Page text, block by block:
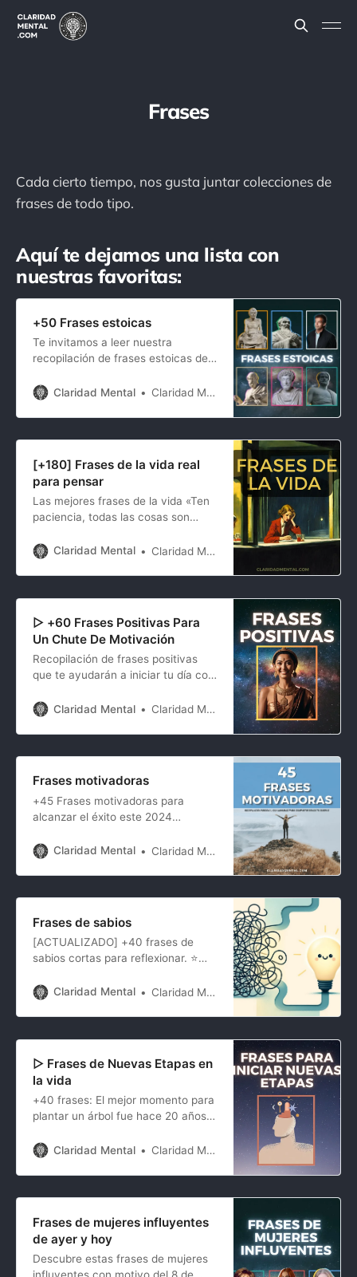
Frases
Cada cierto tiempo, nos gusta juntar colecciones de
frases de todo tipo.
Aquí te dejamos una lista con
nuestras favoritas:
+50 Frases estoicas
Te invitamos a leer nuestra
recopilación de frases estoicas de
filosofía y conocimiento.
Claridad Mental Claridad Mental
[+180] Frases de la vida real
para pensar
Las mejores frases de la vida «Ten
paciencia, todas las cosas son
Saadi Shirazi. “Siempre tienes la
obtiene al satisfacer el deseo, sino
Claridad Mental Claridad Mental
▷ +60 Frases Positivas Para
Un Chute De Motivación
Recopilación de frases positivas
que te ayudarán a iniciar tu día con
brindarán inspiración en momentos
importancia de mantener una
mentalidad positiva y resiliente en
Claridad Mental Claridad Mental
Frases motivadoras
+45 Frases motivadoras para
alcanzar el éxito este 2024
selección de frases
ánimos durante estos tiempos tan
difíciles. Sea cual sea tu objetivo,
empujoncito para conseguir ser
constante en tus esfuerzos. Lee
estas frases para inspirarte y
Claridad Mental Claridad Mental
Frases de sabios
[ACTUALIZADO] +40 frases de
sabios cortas para reflexionar. ⭐
Sócrates o Buda entre otros.
Claridad Mental Claridad Mental
▷ Frases de Nuevas Etapas en
la vida
+40 frases: El mejor momento para
plantar un árbol fue hace 20 años.
ahoraClaridad Mental Claridad Mental
Frases de mujeres influyentes
de ayer y hoy
Descubre estas frases de mujeres
influyentes con motivo del 8 de